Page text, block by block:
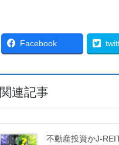
Facebook
関連記事
不動産投資かJ-